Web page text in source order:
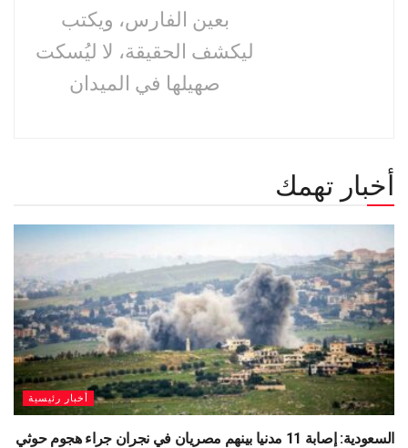
بعين الفارس، ويكتب
ليكشف الحقيقة، لا ليُسكت
صهيلها في الميدان
أخبار تهمك
أخبار رئيسية
السعودية: إصابة 11 مدنيا بينهم مصريان في نجران جراء هجوم حوثي